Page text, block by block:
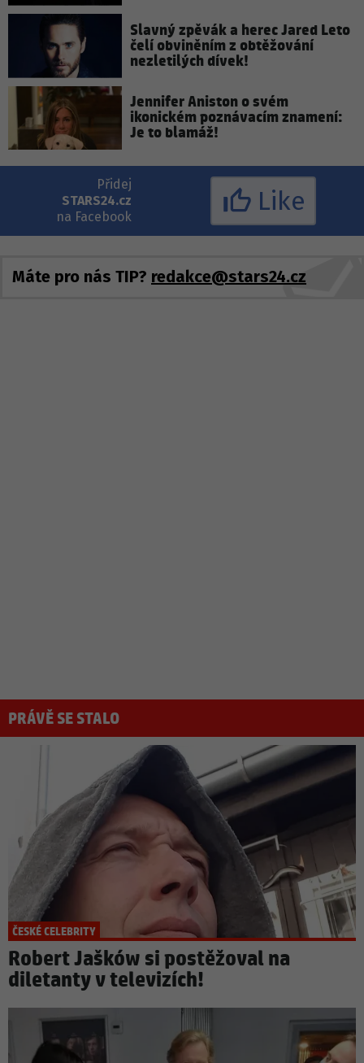
Slavný zpěvák a herec Jared Leto
čelí obviněním z obtěžování
nezletilých dívek!
Jennifer Aniston o svém
ikonickém poznávacím znamení:
Je to blamáž!
Přidej
STARS24.cz
na Facebook
Like
Máte pro nás TIP? redakce@stars24.cz
PRÁVĚ SE STALO
ČESKÉ CELEBRITY
Robert Jašków si postěžoval na
diletanty v televizích!